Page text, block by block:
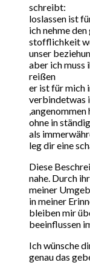
schreibt:
loslassen ist
ich nehme
stofflichkeit
unser
aber ich muss
reißen
er ist für mich
verbindetwas
ohne in
als
leg dir eine
Diese
nahe. Durch
meiner
in meiner
bleiben mir
beeinflussen
Ich wünsche
genau das